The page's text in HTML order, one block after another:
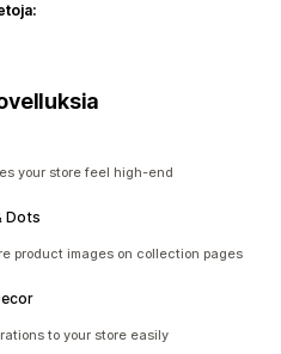
your store feel high-end
Dots
product images on collection pages
to your store easily